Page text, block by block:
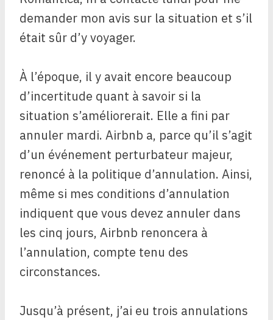
demander mon avis sur la situation et s’il
était sûr d’y voyager.
À l’époque, il y avait encore beaucoup
d’incertitude quant à savoir si la
situation s’améliorerait. Elle a fini par
annuler mardi. Airbnb a, parce qu’il s’agit
d’un événement perturbateur majeur,
renoncé à la politique d’annulation. Ainsi,
même si mes conditions d’annulation
indiquent que vous devez annuler dans
les cinq jours, Airbnb renoncera à
l’annulation, compte tenu des
circonstances.
Jusqu’à présent, j’ai eu trois annulations